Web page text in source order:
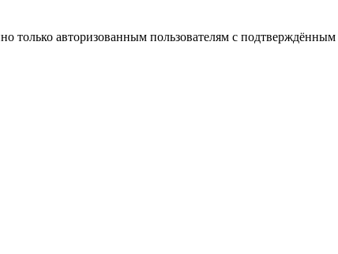
только авторизованным пользователям с